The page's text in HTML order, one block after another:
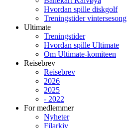
Hvordan spille diskgolf
Treningstider vintersesong
Ultimate
Treningstider
Hvordan spille Ultimate
Om Ultimate-komiteen
Reisebrev
Reisebrev
2026
2025
- 2022
For medlemmer
Nyheter
Filarkiv